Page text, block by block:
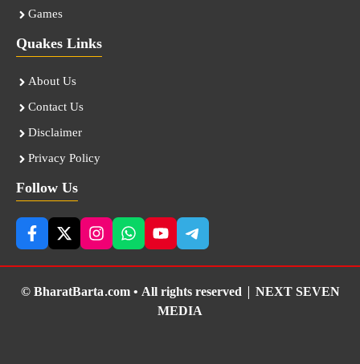
Games
Quakes Links
About Us
Contact Us
Disclaimer
Privacy Policy
Follow Us
© BharatBarta.com • All rights reserved | NEXT SEVEN
MEDIA